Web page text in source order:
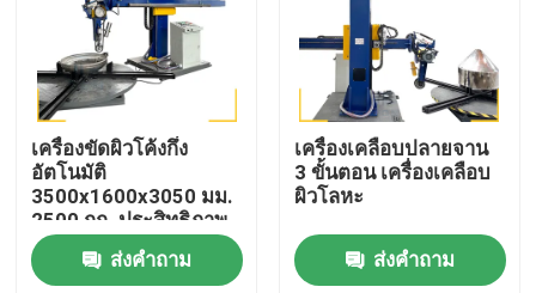
บ้าน
เครื่องขัดผิวโค้งกึ่ง
อัตโนมัติ
3500x1600x3050 มม.
2500 กก. ประสิทธิภาพ
8-12 ตร.ม. ต่อชั่วโมง
ส่งคำถาม
เครื่องเคลือบปลายจาน
3 ขั้นตอน เครื่องเคลือบ
ผิวโลหะ
ส่งคำถาม